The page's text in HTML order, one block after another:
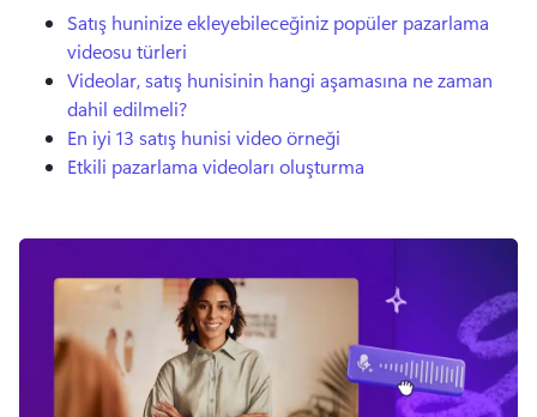
Satış huninize ekleyebileceğiniz popüler pazarlama
videosu türleri
Videolar, satış hunisinin hangi aşamasına ne zaman
dahil edilmeli?
En iyi 13 satış hunisi video örneği
Etkili pazarlama videoları oluşturma